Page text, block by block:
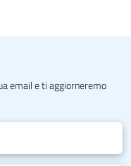
email e ti aggiorneremo